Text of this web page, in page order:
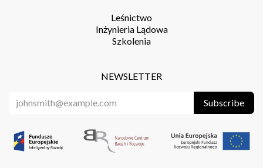
NEWSLETTER
Subscribe
Leśnictwo
Inżynieria Lądowa
Szkolenia